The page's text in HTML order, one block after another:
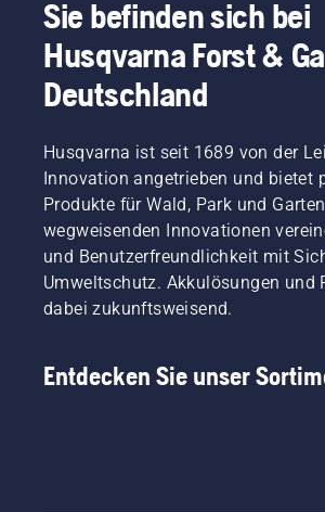
Sie befinden sich bei
Husqvarna Forst &
Deutschland
Husqvarna ist seit 1689 von der
Innovation angetrieben und bietet
Produkte für Wald, Park und
wegweisenden Innovationen
und Benutzerfreundlichkeit mit
Umweltschutz. Akkulösungen und
dabei zukunftsweisend.
Entdecken Sie unser